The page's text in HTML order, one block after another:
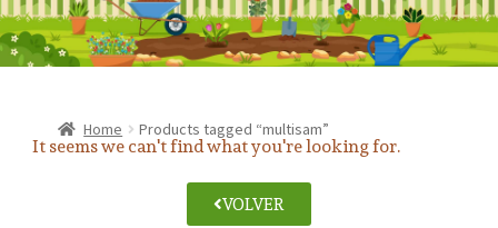
Home Products tagged “multisam”
It seems we can't find what you're looking for.
VOLVER